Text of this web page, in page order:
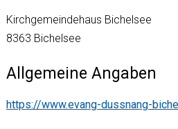
Kirchgemeindehaus Bichelsee
8363 Bichelsee
Allgemeine Angaben
https://www.evang-dussnang-